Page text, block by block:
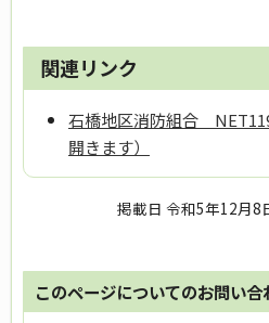
関連リンク
石橋地区消防組合
開きます）
掲載日 令和5年12月8
このページについてのお問い合